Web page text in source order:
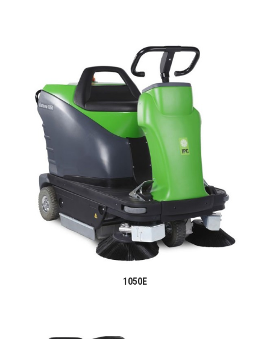
1050E